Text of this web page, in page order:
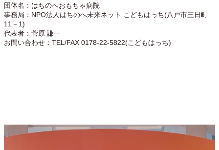
団体名：はちのへおもちゃ病院
事務局：NPO法人はちのへ未来ネット こどもはっち(八戸市三日町
11－1)
代表者：菅原 謙一
お問い合わせ：TEL/FAX 0178-22-5822(こどもはっち)